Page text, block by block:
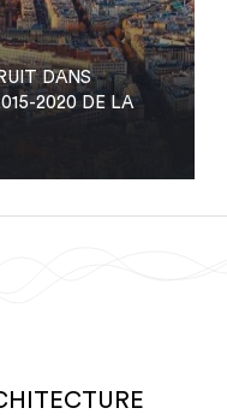
DANS
2020 DE LA